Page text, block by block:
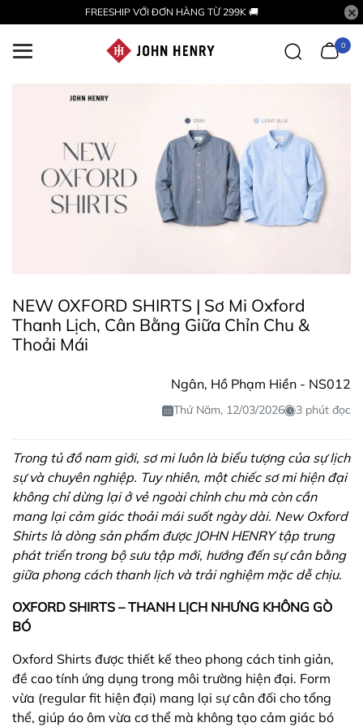
FREESHIP VỚI ĐƠN HÀNG TỪ 299K 🚚
0
NEW OXFORD SHIRTS | Sơ Mi Oxford
Thanh Lịch, Cân Bằng Giữa Chỉn Chu &
Thoải Mái
Ngân, Hồ Phạm Hiền - NS012
Thứ Năm, 12/03/2026 3 phút đọc
Trong tủ đồ nam giới, sơ mi luôn là biểu tượng của sự lịch
sự và chuyên nghiệp. Tuy nhiên, một chiếc sơ mi hiện đại
không chỉ dừng lại ở vẻ ngoài chỉnh chu mà còn cần
mang lại cảm giác thoải mái suốt ngày dài. New Oxford
Shirts là dòng sản phẩm được JOHN HENRY tập trung
phát triển trong bộ sưu tập mới, hướng đến sự cân bằng
giữa phong cách thanh lịch và trải nghiệm mặc dễ chịu.
OXFORD SHIRTS – THANH LỊCH NHƯNG KHÔNG GÒ
BÓ
Oxford Shirts được thiết kế theo phong cách tinh giản,
đề cao tính ứng dụng trong môi trường hiện đại. Form
vừa (regular fit hiện đại) mang lại sự cân đối cho tổng
thể, giúp áo ôm vừa cơ thể mà không tạo cảm giác bó